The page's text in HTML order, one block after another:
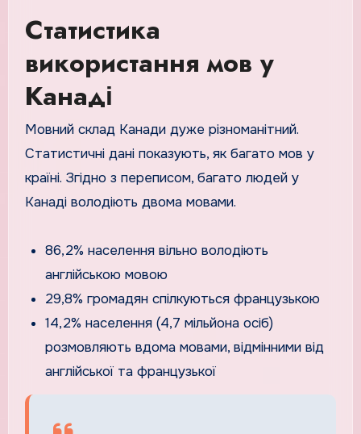
Статистика
використання мов у
Канаді
Мовний склад Канади дуже різноманітний.
Статистичні дані показують, як багато мов у
країні. Згідно з переписом, багато людей у
Канаді володіють двома мовами.
86,2% населення вільно володіють
англійською мовою
29,8% громадян спілкуються французькою
14,2% населення (4,7 мільйона осіб)
розмовляють вдома мовами, відмінними від
англійської та французької